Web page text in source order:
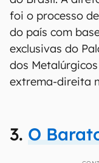
foi o processo
do país com
exclusivas do
dos
extrema-direita
3. O